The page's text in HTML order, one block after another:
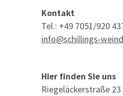
Kontakt
Tel.: +49 7051/920
info@schillings-
Hier finden Sie uns
Riegeläckerstraße 23